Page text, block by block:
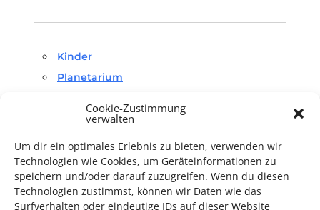
Cookie-Zustimmung
verwalten
Um dir ein optimales Erlebnis zu bieten, verwenden wir
Technologien wie Cookies, um Geräteinformationen zu
speichern und/oder darauf zuzugreifen. Wenn du diesen
Technologien zustimmst, können wir Daten wie das
Surfverhalten oder eindeutige IDs auf dieser Website
Kinder
Planetarium
TECHNIK SUPPORT GESUCHT!